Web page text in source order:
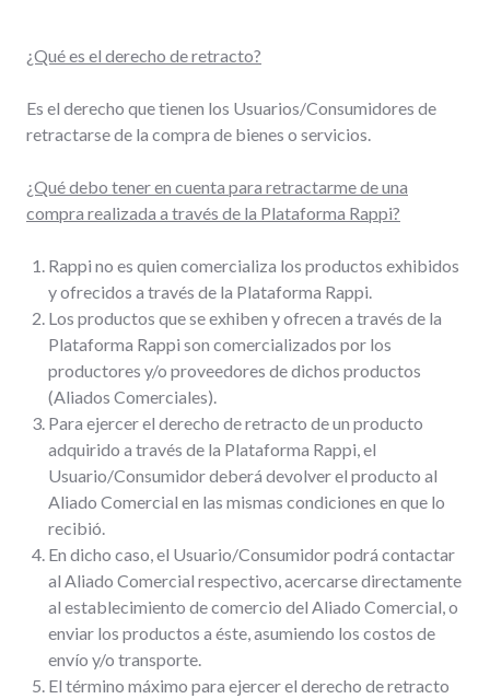
¿Qué es el derecho de retracto?
Es el derecho que tienen los Usuarios/Consumidores de
retractarse de la compra de bienes o servicios.
¿Qué debo tener en cuenta para retractarme de una
compra realizada a través de la Plataforma Rappi?
Rappi no es quien comercializa los productos exhibidos
y ofrecidos a través de la Plataforma Rappi.
Los productos que se exhiben y ofrecen a través de la
Plataforma Rappi son comercializados por los
productores y/o proveedores de dichos productos
(Aliados Comerciales).
Para ejercer el derecho de retracto de un producto
adquirido a través de la Plataforma Rappi, el
Usuario/Consumidor deberá devolver el producto al
Aliado Comercial en las mismas condiciones en que lo
recibió.
En dicho caso, el Usuario/Consumidor podrá contactar
al Aliado Comercial respectivo, acercarse directamente
al establecimiento de comercio del Aliado Comercial, o
enviar los productos a éste, asumiendo los costos de
envío y/o transporte.
El término máximo para ejercer el derecho de retracto